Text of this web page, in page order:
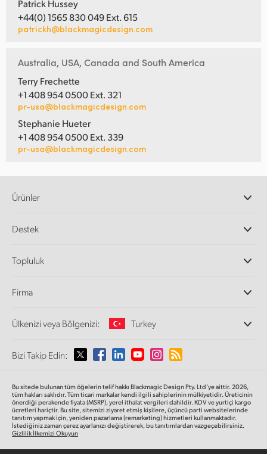
Patrick Hussey
+44(0) 1565 830 049 Ext. 615
patrickh@blackmagicdesign.com
Australia, USA, Canada and South America
Terry Frechette
+1 408 954 0500 Ext. 321
pr-usa@blackmagicdesign.com
Stephanie Hueter
+1 408 954 0500 Ext. 339
pr-usa@blackmagicdesign.com
Ürünler
DaVinci Resolve ve Fusion Yazılımı
Ultimatte
Kayıt ve Oynatım
Video Format Çevirici
Ağ Depolama
Yönlendirici ve Dağıtıcılar
Yayın ve kodlama
Destek
Destek Merkezi
Topluluk
Firma
Hakkımızda
Medya
Ülkenizi veya Bölgenizi: Turkey
Lütfen Ülkenizi veya Bölgenizi Seçiniz
Australia
Austria
Bizi Takip Edin:
Bu sitede bulunan tüm öğelerin telif hakkı Blackmagic Design Pty. Ltd’ye aittir. 2026,
tüm hakları saklıdır.Tüm ticari markalar kendi ilgili sahiplerinin mülkiyetidir. Üreticinin
önerdiği perakende fiyata (MSRP), yerel ithalat vergileri dahildir. KDV ve yurtiçi kargo
ücretleri hariçtir. Bu site, sitemizi ziyaret etmiş kişilere, üçüncü parti websitelerinde
tanıtım yapmak için, yeniden pazarlama (remarketing) hizmetleri kullanmaktadır.
İstediğiniz zaman çerez ayarlanızı değiştirerek, bu tanıtımlardan vazgeçebilirsiniz.
Gizlilik İlkemizi Okuyun